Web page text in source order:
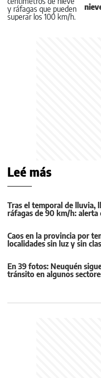
Leé más
Tras el temporal de lluvia,
ráfagas de 90 km/h: alerta
Caos en la provincia por
localidades sin luz y sin
En 39 fotos: Neuquén
tránsito en algunos